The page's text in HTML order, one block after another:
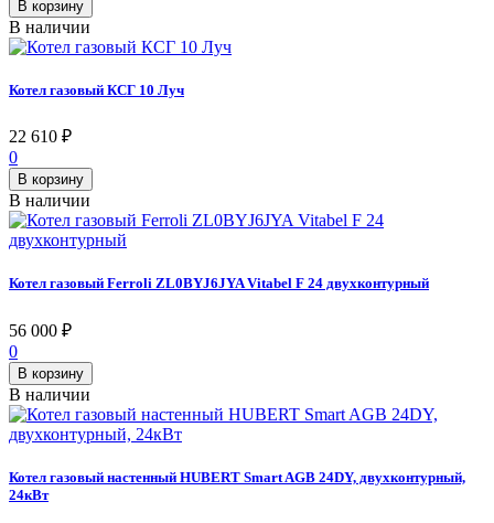
В корзину
В наличии
Котел газовый КСГ 10 Луч
22 610 ₽
0
В корзину
В наличии
Котел газовый Ferroli ZL0BYJ6JYA Vitabel F 24 двухконтурный
56 000 ₽
0
В корзину
В наличии
Котел газовый настенный HUBERT Smart AGB 24DY, двухконтурный,
24кВт